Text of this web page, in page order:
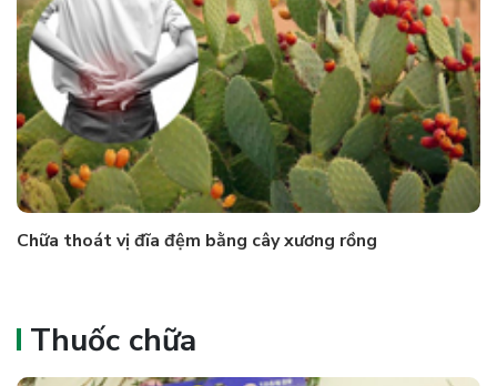
Chữa thoát vị đĩa đệm bằng cây xương rồng
Thuốc chữa